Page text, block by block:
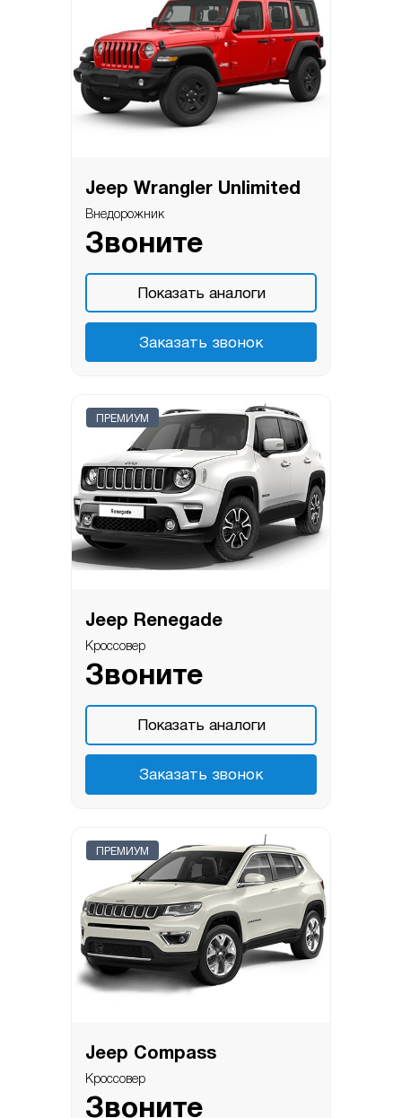
Jeep Wrangler Unlimited
Внедорожник
Звоните
Показать аналоги
Заказать звонок
ПРЕМИУМ
Jeep Renegade
Кроссовер
Звоните
Показать аналоги
Заказать звонок
ПРЕМИУМ
Jeep Compass
Кроссовер
Звоните